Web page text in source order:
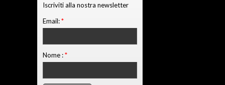
Iscriviti alla nostra newsletter
Email:*
Nome :*